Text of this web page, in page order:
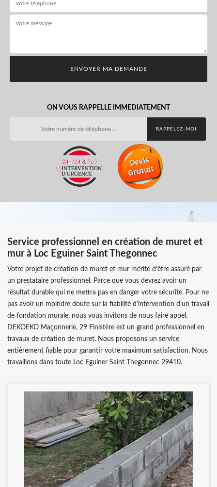
ON VOUS RAPPELLE IMMEDIATEMENT
Service professionnel en création de muret et
mur à Loc Eguiner Saint Thegonnec
Votre projet de création de muret et mur mérite d’être assuré par
un prestataire professionnel. Parce que vous devrez avoir un
résultat durable qui ne mettra pas en danger votre sécurité. Pour ne
pas avoir un moindre doute sur la fiabilité d’intervention d’un travail
de fondation murale, nous vous invitons de nous faire appel.
DEKOEKO Maçonnerie, 29 Finistère est un grand professionnel en
travaux de création de muret. Nous proposons un service
entièrement fiable pour garantir votre maximum satisfaction. Nous
travaillons dans toute Loc Eguiner Saint Thegonnec 29410.